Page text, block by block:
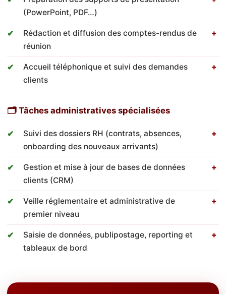
(PowerPoint, PDF…)
Rédaction et diffusion des comptes-rendus de
réunion
Accueil téléphonique et suivi des demandes
clients
🗂 Tâches administratives spécialisées
Suivi des dossiers RH (contrats, absences,
onboarding des nouveaux arrivants)
Gestion et mise à jour de bases de données
clients (CRM)
Veille réglementaire et administrative de
premier niveau
Saisie de données, publipostage, reporting et
tableaux de bord